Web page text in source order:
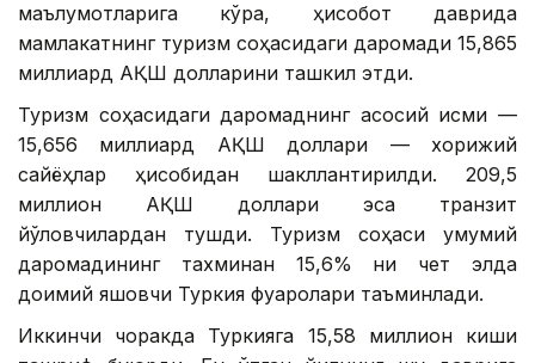
маълумотларига кўра, ҳисобот даврида
мамлакатнинг туризм соҳасидаги даромади 15,865
миллиард АҚШ долларини ташкил этди.
Туризм соҳасидаги даромаднинг асосий қисми —
15,656 миллиард АҚШ доллари — хорижий
сайёҳлар ҳисобидан шакллантирилди. 209,5
миллион АҚШ доллари эса транзит
йўловчилардан тушди. Туризм соҳаси умумий
даромадининг тахминан 15,6% ни чет элда
доимий яшовчи Туркия фуқаролари таъминлади.
Иккинчи чоракда Туркияга 15,58 миллион киши